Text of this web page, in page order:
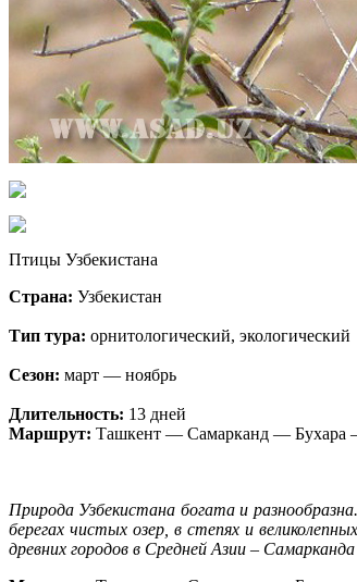
Птицы Узбекистана
Страна: Узбекистан
Тип тура: орнитологический, экологический
Сезон: март — ноябрь
Длительность: 13 дней
Маршрут: Ташкент — Самарканд —
Природа Узбекистана богата и
берегах чистых озер, в степях и
древних городов в Средней Азии –